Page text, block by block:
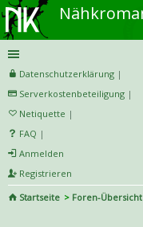
Datenschutzerklärung |
Serverkostenbeteiligung |
Netiquette |
FAQ |
Anmelden
Registrieren
Startseite
Foren-Übersicht